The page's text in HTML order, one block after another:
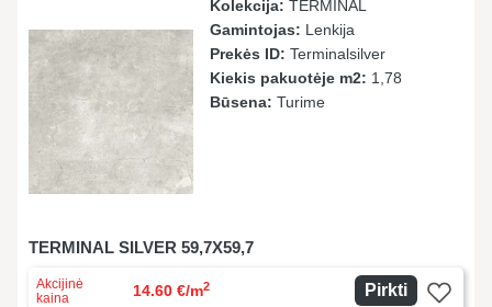
Kolekcija: TERMINAL
Gamintojas: Lenkija
Prekės ID: Terminalsilver
Kiekis pakuotėje m2: 1,78
Būsena: Turime
TERMINAL SILVER 59,7X59,7
Akcijinė
kaina
14.60 €/m2 Pirkti